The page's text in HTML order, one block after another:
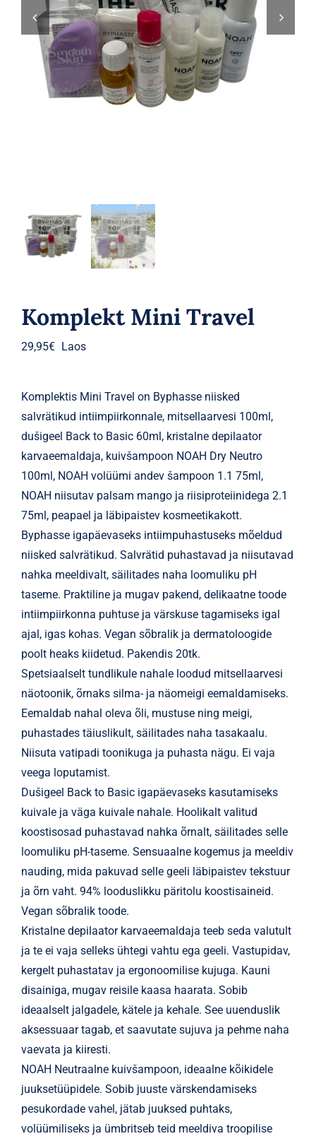
Parfüümid
Kaubamärgid
Eripakkumised
Komplekt Mini Travel
29,95€ Laos
Komplektis Mini Travel on Byphasse niisked
salvrätikud intiimpiirkonnale, mitsellaarvesi 100ml,
dušigeel Back to Basic 60ml, kristalne depilaator
karvaeemaldaja, kuivšampoon NOAH Dry Neutro
100ml, NOAH volüümi andev šampoon 1.1 75ml,
NOAH niisutav palsam mango ja riisiproteiinidega 2.1
75ml, peapael ja läbipaistev kosmeetikakott.
Byphasse igapäevaseks intiimpuhastuseks mõeldud
niisked salvrätikud. Salvrätid puhastavad ja niisutavad
nahka meeldivalt, säilitades naha loomuliku pH
taseme. Praktiline ja mugav pakend, delikaatne toode
intiimpiirkonna puhtuse ja värskuse tagamiseks igal
ajal, igas kohas. Vegan sõbralik ja dermatoloogide
poolt heaks kiidetud. Pakendis 20tk.
Spetsiaalselt tundlikule nahale loodud mitsellaarvesi
näotoonik, õrnaks silma- ja näomeigi eemaldamiseks.
Eemaldab nahal oleva õli, mustuse ning meigi,
puhastades täiuslikult, säilitades naha tasakaalu.
Niisuta vatipadi toonikuga ja puhasta nägu. Ei vaja
veega loputamist.
Dušigeel Back to Basic igapäevaseks kasutamiseks
kuivale ja väga kuivale nahale. Hoolikalt valitud
koostisosad puhastavad nahka õrnalt, säilitades selle
loomuliku pH-taseme. Sensuaalne kogemus ja meeldiv
nauding, mida pakuvad selle geeli läbipaistev tekstuur
ja õrn vaht. 94% looduslikku päritolu koostisaineid.
Vegan sõbralik toode.
Kristalne depilaator karvaeemaldaja teeb seda valutult
ja te ei vaja selleks ühtegi vahtu ega geeli. Vastupidav,
kergelt puhastatav ja ergonoomilise kujuga. Kauni
disainiga, mugav reisile kaasa haarata. Sobib
ideaalselt jalgadele, kätele ja kehale. See uuenduslik
aksessuaar tagab, et saavutate sujuva ja pehme naha
vaevata ja kiiresti.
NOAH Neutraalne kuivšampoon, ideaalne kõikidele
juuksetüüpidele. Sobib juuste värskendamiseks
pesukordade vahel, jätab juuksed puhtaks,
volüümiliseks ja ümbritseb teid meeldiva troopilise